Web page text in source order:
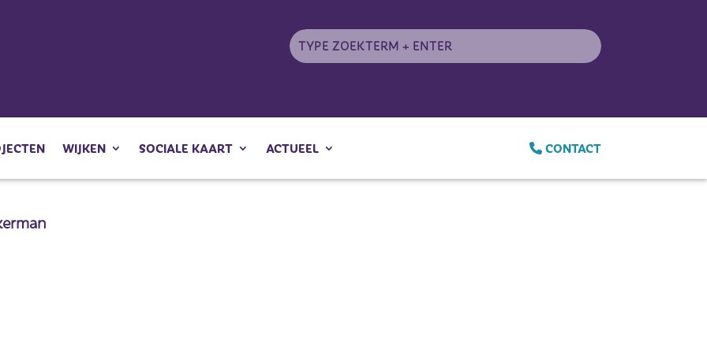
WIJKEN SOCIALE KAART ACTUEEL CONTACT